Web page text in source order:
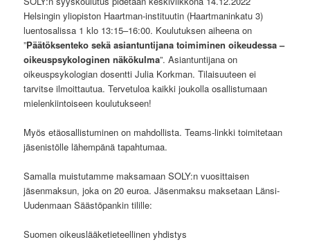
Helsingin yliopiston Haartman-instituutin (Haartmaninkatu 3)
luentosalissa 1 klo 13:15–16:00. Koulutuksen aiheena on
”Päätöksenteko sekä asiantuntijana toimiminen oikeudessa –
oikeuspsykologinen näkökulma”. Asiantuntijana on
oikeuspsykologian dosentti Julia Korkman. Tilaisuuteen ei
tarvitse ilmoittautua. Tervetuloa kaikki joukolla osallistumaan
mielenkiintoiseen koulutukseen!
Myös etäosallistuminen on mahdollista. Teams-linkki toimitetaan
jäsenistölle lähempänä tapahtumaa.
Samalla muistutamme maksamaan SOLY:n vuosittaisen
jäsenmaksun, joka on 20 euroa. Jäsenmaksu maksetaan Länsi-
Uudenmaan Säästöpankin tilille:
Suomen oikeuslääketieteellinen yhdistys